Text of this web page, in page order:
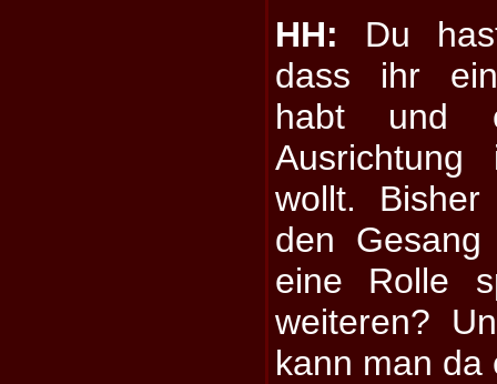
HH: Du
dass ihr
habt und
wollt.
den
eine Rolle
weiteren?
kann man da